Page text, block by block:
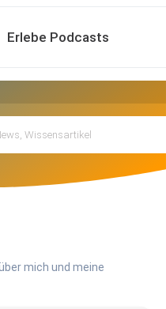
Erlebe Podcasts
mich und meine